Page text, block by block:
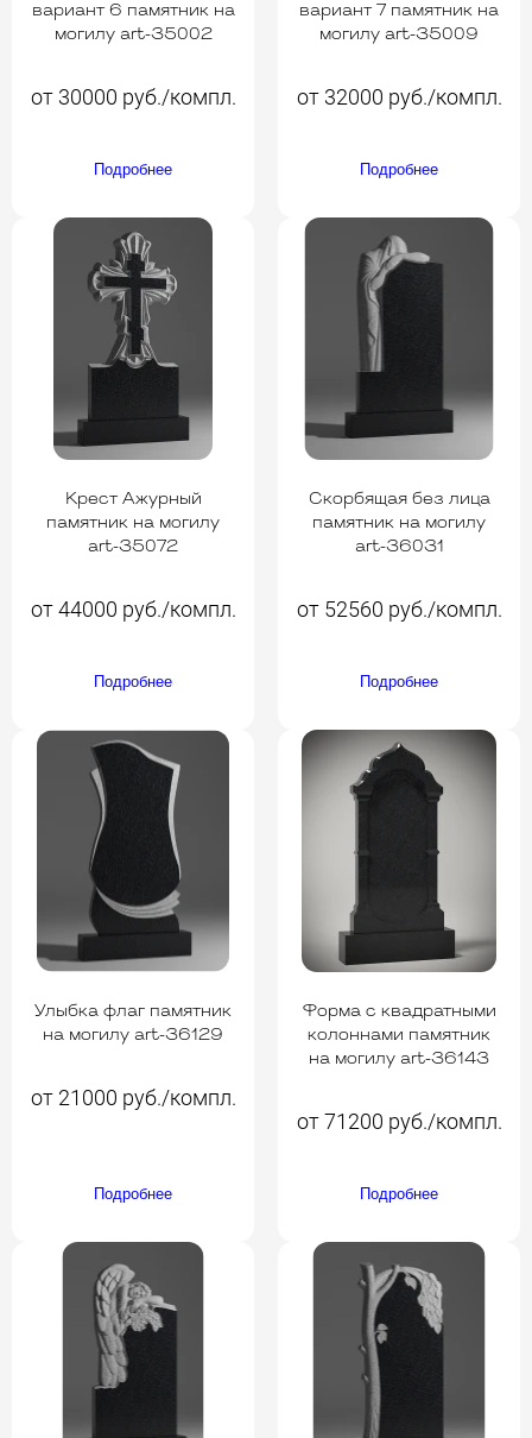
вариант 6 памятник на
могилу art-35002
от 30000 руб./компл.
Подробнее
вариант 7 памятник на
могилу art-35009
от 32000 руб./компл.
Подробнее
Крест Ажурный
памятник на могилу
art-35072
от 44000 руб./компл.
Подробнее
Скорбящая без лица
памятник на могилу
art-36031
от 52560 руб./компл.
Подробнее
Улыбка флаг памятник
на могилу art-36129
от 21000 руб./компл.
Подробнее
Форма с квадратными
колоннами памятник
на могилу art-36143
от 71200 руб./компл.
Подробнее